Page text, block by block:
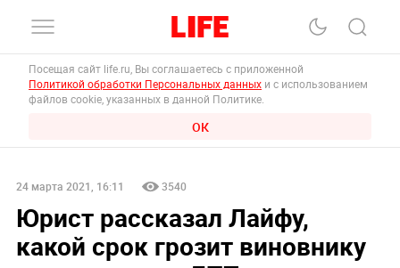
Посещая сайт life.ru, Вы соглашаетесь с приложенной
Политикой обработки Персональных данных и с использованием
файлов cookie, указанных в данной Политике.
ОК
24 марта 2021, 16:11 3540
Юрист рассказал Лайфу,
какой срок грозит виновнику